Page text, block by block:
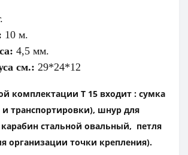
10 м.
4,5 мм.
см.: 29*24*12
комплектации Т 15 входит : сумка
и транспортировки), шнур для
стальной овальный, петля
организации точки крепления).